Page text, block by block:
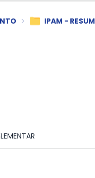
IPAM -